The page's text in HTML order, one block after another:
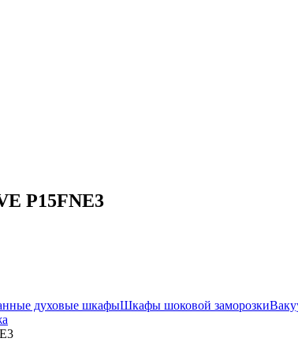
P15FNE3
духовые шкафыШкафы шоковой заморозки